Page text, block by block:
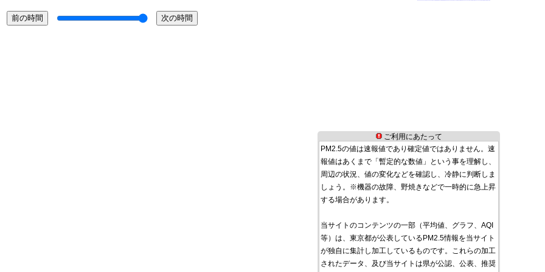
ご利用にあたって
PM2.5の値は速報値であり確定値ではありません。速
報値はあくまで「暫定的な数値」という事を理解し、
周辺の状況、値の変化などを確認し、冷静に判断しま
しょう。※機器の故障、野焼きなどで一時的に急上昇
する場合があります。
当サイトのコンテンツの一部（平均値、グラフ、AQI
等）は、東京都が公表しているPM2.5情報を当サイト
が独自に集計し加工しているものです。これらの加工
されたデータ、及び当サイトは県が公認、公表、推奨